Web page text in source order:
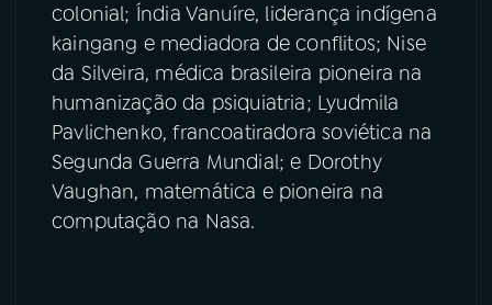
colonial; Índia Vanuíre, liderança indígena
kaingang e mediadora de conflitos; Nise
da Silveira, médica brasileira pioneira na
humanização da psiquiatria; Lyudmila
Pavlichenko, francoatiradora soviética na
Segunda Guerra Mundial; e Dorothy
Vaughan, matemática e pioneira na
computação na Nasa.